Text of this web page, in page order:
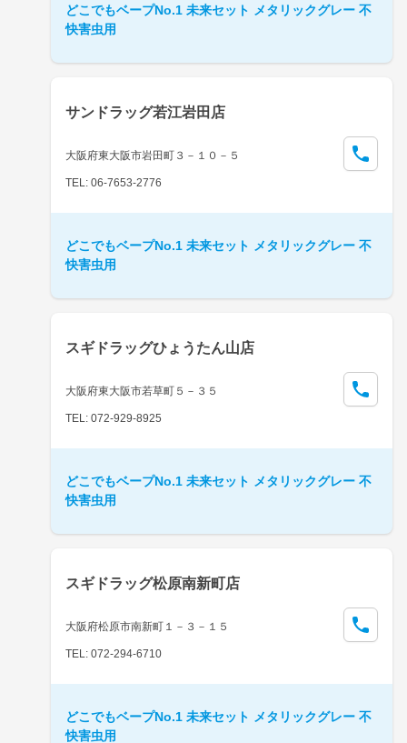
どこでもベープNo.1 未来セット メタリックグレー 不
快害虫用
サンドラッグ若江岩田店
大阪府東大阪市岩田町３－１０－５
TEL: 06-7653-2776
どこでもベープNo.1 未来セット メタリックグレー 不
快害虫用
スギドラッグひょうたん山店
大阪府東大阪市若草町５－３５
TEL: 072-929-8925
どこでもベープNo.1 未来セット メタリックグレー 不
快害虫用
スギドラッグ松原南新町店
大阪府松原市南新町１－３－１５
TEL: 072-294-6710
どこでもベープNo.1 未来セット メタリックグレー 不
快害虫用